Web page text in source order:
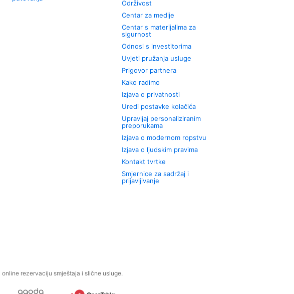
Održivost
Centar za medije
Centar s materijalima za
sigurnost
Odnosi s investitorima
Uvjeti pružanja usluge
Prigovor partnera
Kako radimo
Izjava o privatnosti
Uredi postavke kolačića
Upravljaj personaliziranim
preporukama
Izjava o modernom ropstvu
Izjava o ljudskim pravima
Kontakt tvrtke
Smjernice za sadržaj i
prijavljivanje
rezervaciju smještaja i slične usluge.